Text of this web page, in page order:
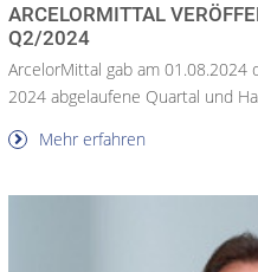
ARCELORMITTAL
Q2/2024
ArcelorMittal gab am 01.08.2024
2024 abgelaufene Quartal und
Mehr erfahren